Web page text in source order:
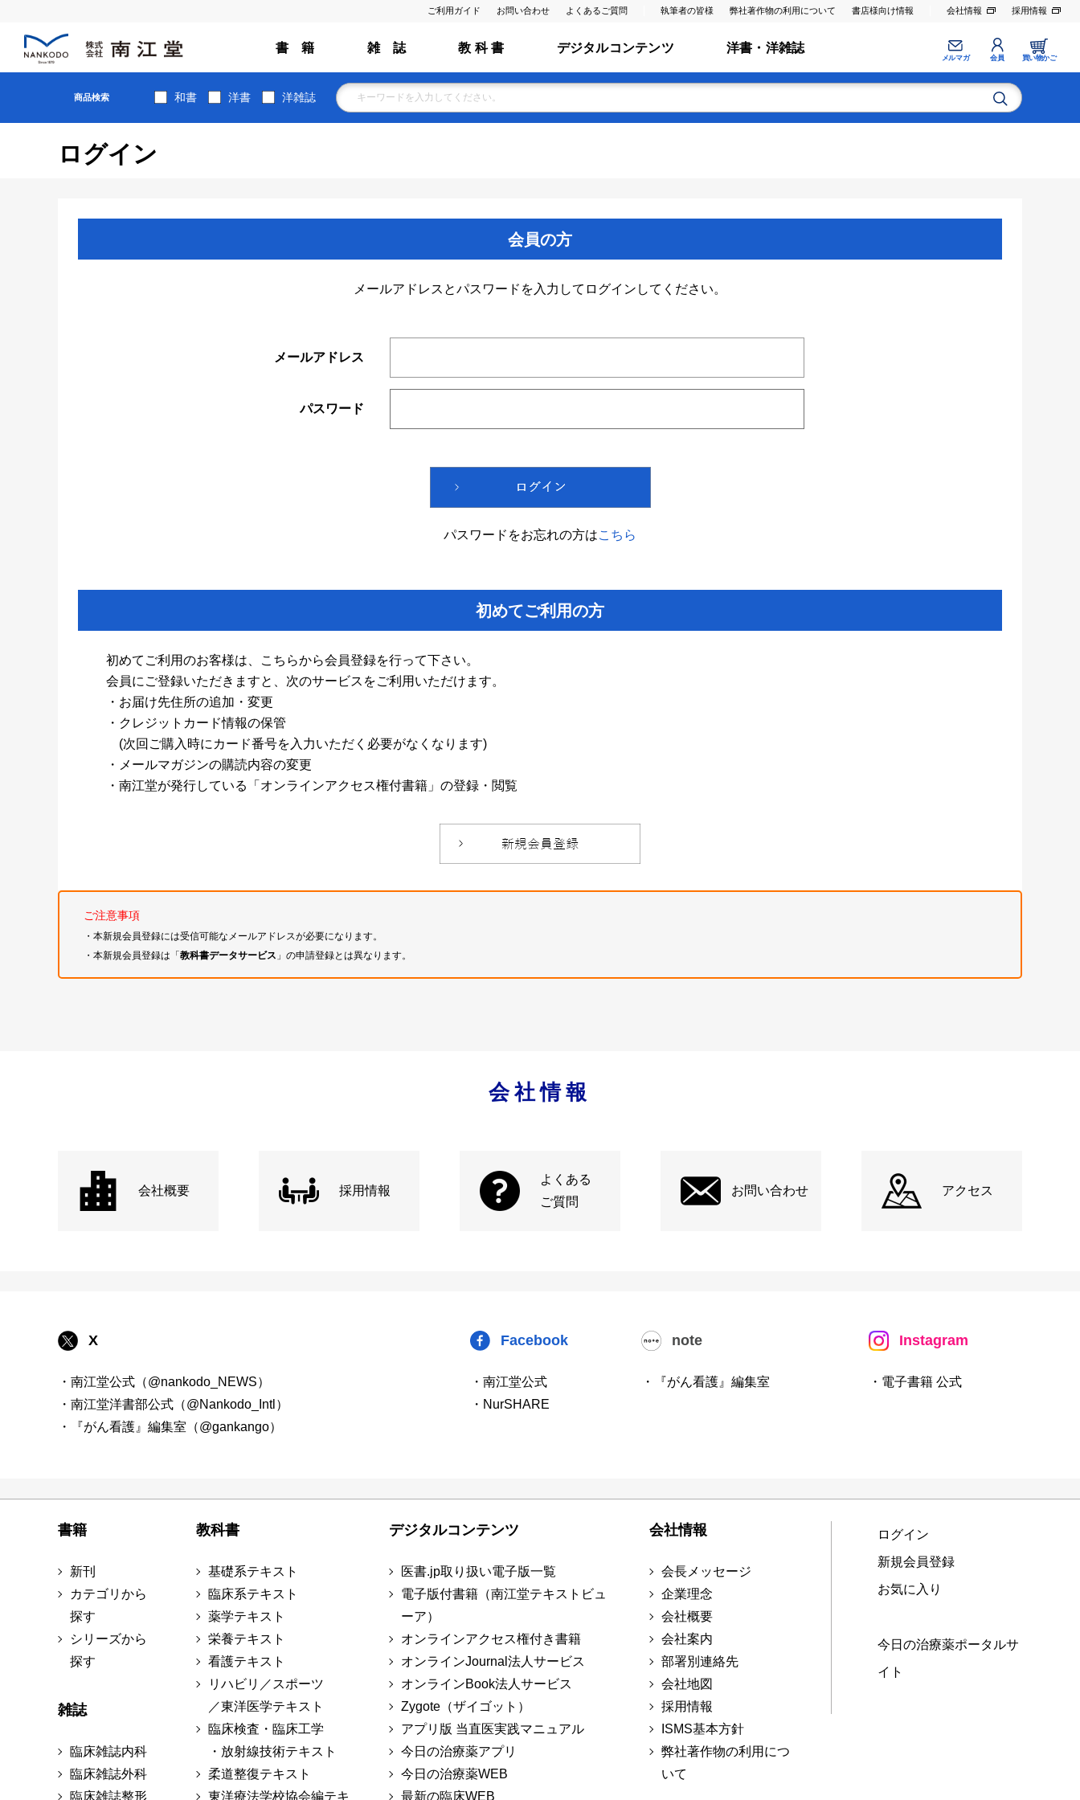
ご利用ガイド お問い合わせ よくあるご質問 執筆者の皆様 弊社著作物の利用について 書店様向け情報 会社情報 採用情報
書 籍 雑 誌 教 科 書 デジタルコンテンツ 洋書・洋雑誌
メルマガ 会員 買い物かご
商品検索 和書 洋書 洋雑誌
ログイン
会員の方
メールアドレスとパスワードを入力してログインしてください。
メールアドレス
パスワード
パスワードをお忘れの方はこちら
初めてご利用の方
初めてご利用のお客様は、こちらから会員登録を行って下さい。
会員にご登録いただきますと、次のサービスをご利用いただけます。
・お届け先住所の追加・変更
・クレジットカード情報の保管
(次回ご購入時にカード番号を入力いただく必要がなくなります)
・メールマガジンの購読内容の変更
・南江堂が発行している「オンラインアクセス権付書籍」の登録・閲覧
ご注意事項
・本新規会員登録には受信可能なメールアドレスが必要になります。
・本新規会員登録は「教科書データサービス 」の申請登録とは異なります。
会社情報
会社概要 採用情報
よくある
ご質問
お問い合わせ アクセス
X
・南江堂公式（@nankodo_NEWS）
・南江堂洋書部公式（@Nankodo_Intl）
・『がん看護』編集室（@gankango）
Facebook
・南江堂公式
・NurSHARE
note
・『がん看護』編集室
Instagram
・電子書籍 公式
書籍
新刊
カテゴリから
探す
シリーズから
探す
雑誌
臨床雑誌内科
臨床雑誌外科
臨床雑誌整形
教科書
基礎系テキスト
臨床系テキスト
薬学テキスト
栄養テキスト
看護テキスト
リハビリ／スポーツ
／東洋医学テキスト
臨床検査・臨床工学
・放射線技術テキスト
柔道整復テキスト
東洋療法学校協会編テキ
デジタルコンテンツ
医書.jp取り扱い電子版一覧
電子版付書籍（南江堂テキストビュ
ーア）
オンラインアクセス権付き書籍
オンラインJournal法人サービス
オンラインBook法人サービス
Zygote（ザイゴット）
アプリ版 当直医実践マニュアル
今日の治療薬アプリ
今日の治療薬WEB
最新の臨床WEB
会社情報
会長メッセージ
企業理念
会社概要
会社案内
部署別連絡先
会社地図
採用情報
ISMS基本方針
弊社著作物の利用につ
いて
ログイン
新規会員登録
お気に入り
今日の治療薬ポータルサ
イト